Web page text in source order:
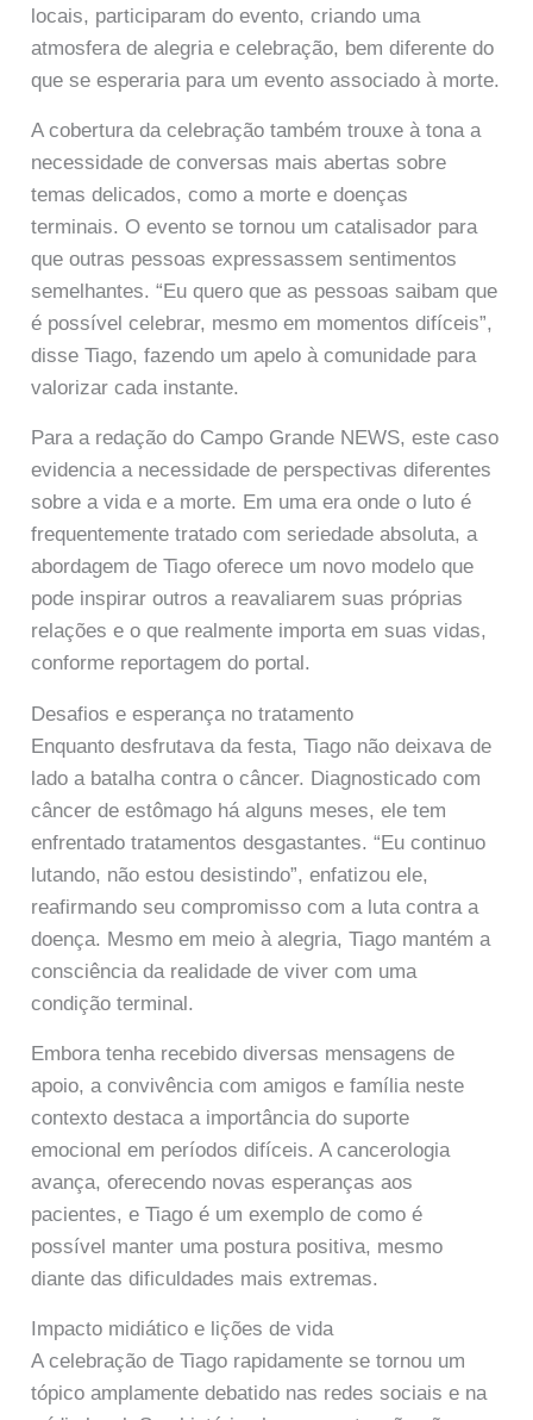
locais, participaram do evento, criando uma
atmosfera de alegria e celebração, bem diferente do
que se esperaria para um evento associado à morte.
A cobertura da celebração também trouxe à tona a
necessidade de conversas mais abertas sobre
temas delicados, como a morte e doenças
terminais. O evento se tornou um catalisador para
que outras pessoas expressassem sentimentos
semelhantes. “Eu quero que as pessoas saibam que
é possível celebrar, mesmo em momentos difíceis”,
disse Tiago, fazendo um apelo à comunidade para
valorizar cada instante.
Para a redação do Campo Grande NEWS, este caso
evidencia a necessidade de perspectivas diferentes
sobre a vida e a morte. Em uma era onde o luto é
frequentemente tratado com seriedade absoluta, a
abordagem de Tiago oferece um novo modelo que
pode inspirar outros a reavaliarem suas próprias
relações e o que realmente importa em suas vidas,
conforme reportagem do portal.
Desafios e esperança no tratamento
Enquanto desfrutava da festa, Tiago não deixava de
lado a batalha contra o câncer. Diagnosticado com
câncer de estômago há alguns meses, ele tem
enfrentado tratamentos desgastantes. “Eu continuo
lutando, não estou desistindo”, enfatizou ele,
reafirmando seu compromisso com a luta contra a
doença. Mesmo em meio à alegria, Tiago mantém a
consciência da realidade de viver com uma
condição terminal.
Embora tenha recebido diversas mensagens de
apoio, a convivência com amigos e família neste
contexto destaca a importância do suporte
emocional em períodos difíceis. A cancerologia
avança, oferecendo novas esperanças aos
pacientes, e Tiago é um exemplo de como é
possível manter uma postura positiva, mesmo
diante das dificuldades mais extremas.
Impacto midiático e lições de vida
A celebração de Tiago rapidamente se tornou um
tópico amplamente debatido nas redes sociais e na